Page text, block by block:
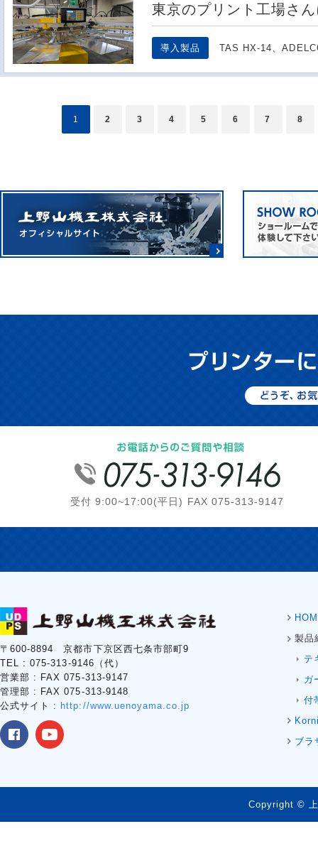
東京のプリント工場さ
導入製品 TAS HX-14、
1 2 3 4 5 6 7 8
受付 9:00~17:00(平日) FAX 075-313-9147
〒600-8894 京都市下京区西七条市部町9
TEL : 075-313-9146（代）
営業部 : FAX 075-313-9147
管理部 : FAX 075-313-9148
公式サイト : http://www.uenoyama.co.jp
製品
テ
ガ
付
ブラ
Copyright ©